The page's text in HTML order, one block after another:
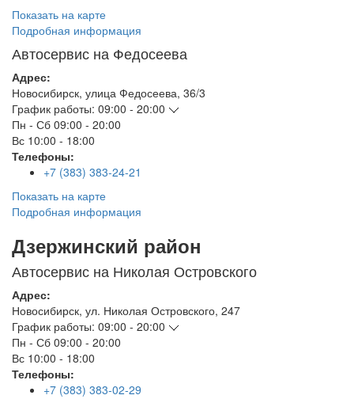
Показать на карте
Подробная информация
Автосервис на Федосеева
Адрес:
Новосибирск, улица Федосеева, 36/3
График работы: 09:00 - 20:00
Пн - Сб 09:00 - 20:00
Вс 10:00 - 18:00
Телефоны:
+7 (383) 383-24-21
Показать на карте
Подробная информация
Дзержинский район
Автосервис на Николая Островского
Адрес:
Новосибирск, ул. Николая Островского, 247
График работы: 09:00 - 20:00
Пн - Сб 09:00 - 20:00
Вс 10:00 - 18:00
Телефоны:
+7 (383) 383-02-29